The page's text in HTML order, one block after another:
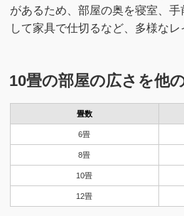
があるため、部屋の奥を寝室、
して家具で仕切るなど、多様なレ
10畳の部屋の広さを他
畳数
6畳
8畳
10畳
12畳